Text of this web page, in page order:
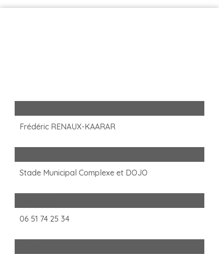
Frédéric RENAUX-KAARAR
Stade Municipal Complexe et DOJO
06 51 74 25 34